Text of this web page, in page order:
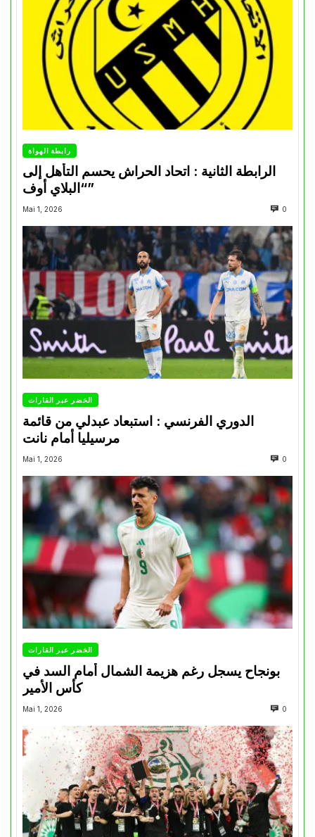
رابطة الهواة
الرابطة الثانية : اتحاد الحراش يحسم التأهل إلى
“البلاي أوف”
Mai 1, 2026 0
الخضر عبر القارات
الدوري الفرنسي : استبعاد عبدلي من قائمة
مرسيليا أمام نانت
Mai 1, 2026 0
الخضر عبر القارات
بونجاح يسجل رغم هزيمة الشمال أمام السد في
كأس الأمير
Mai 1, 2026 0